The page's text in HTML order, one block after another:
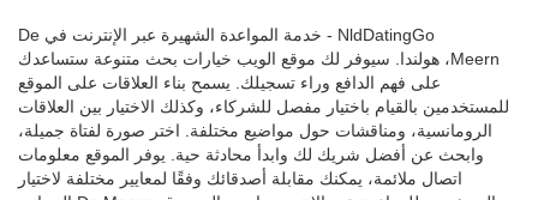
NldDatingGo - خدمة المواعدة الشهيرة عبر الإنترنت في De
Meern، هولندا. سيوفر لك موقع الويب خيارات بحث متنوعة ستساعدك
على فهم الدافع وراء تسجيلك. يسمح بناء العلاقات على الموقع
للمستخدمين بالقيام باختيار مفصل للشركاء، وكذلك الاختيار بين العلاقات
الرومانسية، ومناقشات حول مواضيع مختلفة. اختر صورة لفتاة جميلة،
وابحث عن أفضل شريك لك وابدأ محادثة حية. يوفر الموقع معلومات
اتصال ملائمة، يمكنك مقابلة أصدقائك وفقًا لمعايير مختلفة لاختيار